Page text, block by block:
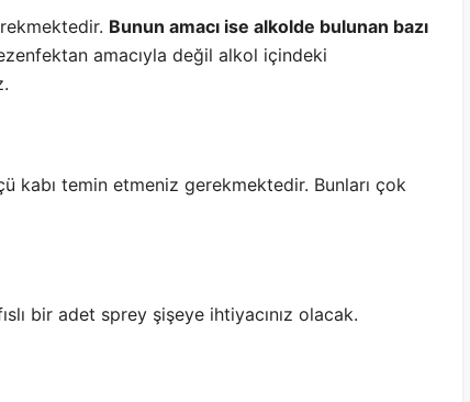
Bunun amacı ise alkolde bulunan bazı
amacıyla değil alkol içindeki
temin etmeniz gerekmektedir. Bunları çok
bir adet sprey şişeye ihtiyacınız olacak.